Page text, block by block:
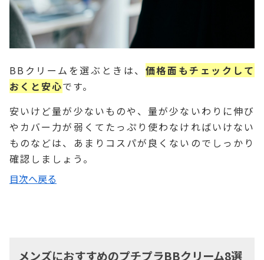
BBクリームを選ぶときは、 価格面もチェックして
おくと安心です。
安いけど量が少ないものや、量が少ないわりに伸び
やカバー力が弱くてたっぷり使わなければいけない
ものなどは、あまりコスパが良くないのでしっかり
確認しましょう。
目次へ戻る
メンズにおすすめのプチプラBBクリーム8選